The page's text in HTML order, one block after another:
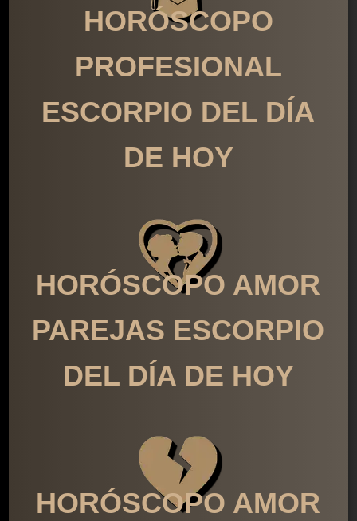
HORÓSCOPO
PROFESIONAL
ESCORPIO DEL DÍA
DE HOY
HORÓSCOPO AMOR
PAREJAS ESCORPIO
DEL DÍA DE HOY
HORÓSCOPO AMOR